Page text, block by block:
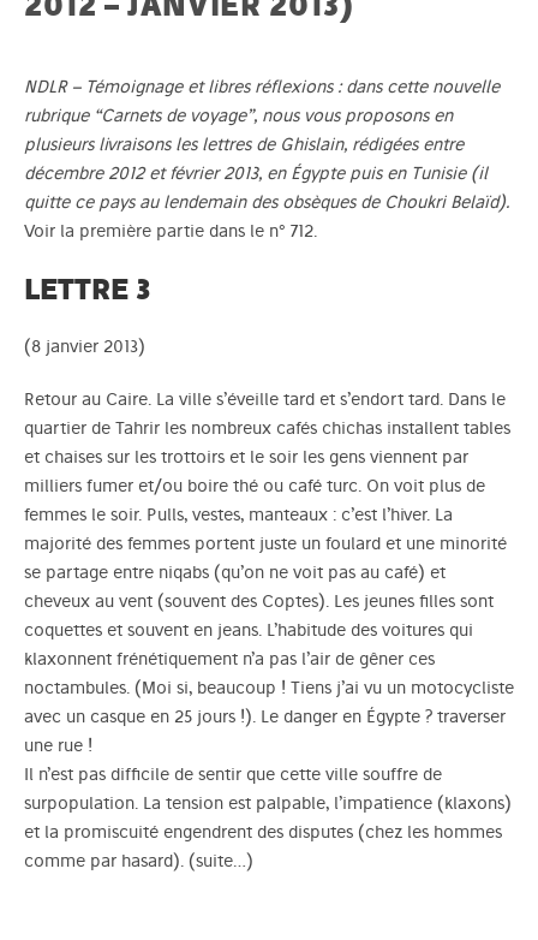
NDLR – Témoignage et libres réflexions : dans cette nouvelle
rubrique “Carnets de voyage”, nous vous proposons en
plusieurs livraisons les lettres de Ghislain, rédigées entre
décembre 2012 et février 2013, en Égypte puis en Tunisie (il
quitte ce pays au lendemain des obsèques de Choukri Belaïd).
Voir la première partie dans le n° 712.
LETTRE 3
(8 janvier 2013)
Retour au Caire. La ville s’éveille tard et s’endort tard. Dans le
quartier de Tahrir les nombreux cafés chichas installent tables
et chaises sur les trottoirs et le soir les gens viennent par
milliers fumer et/ou boire thé ou café turc. On voit plus de
femmes le soir. Pulls, vestes, manteaux : c’est l’hiver. La
majorité des femmes portent juste un foulard et une minorité
se partage entre niqabs (qu’on ne voit pas au café) et
cheveux au vent (souvent des Coptes). Les jeunes filles sont
coquettes et souvent en jeans. L’habitude des voitures qui
klaxonnent frénétiquement n’a pas l’air de gêner ces
noctambules. (Moi si, beaucoup ! Tiens j’ai vu un motocycliste
avec un casque en 25 jours !). Le danger en Égypte ? traverser
une rue !
Il n’est pas difficile de sentir que cette ville souffre de
surpopulation. La tension est palpable, l’impatience (klaxons)
et la promiscuité engendrent des disputes (chez les hommes
comme par hasard). (suite…)